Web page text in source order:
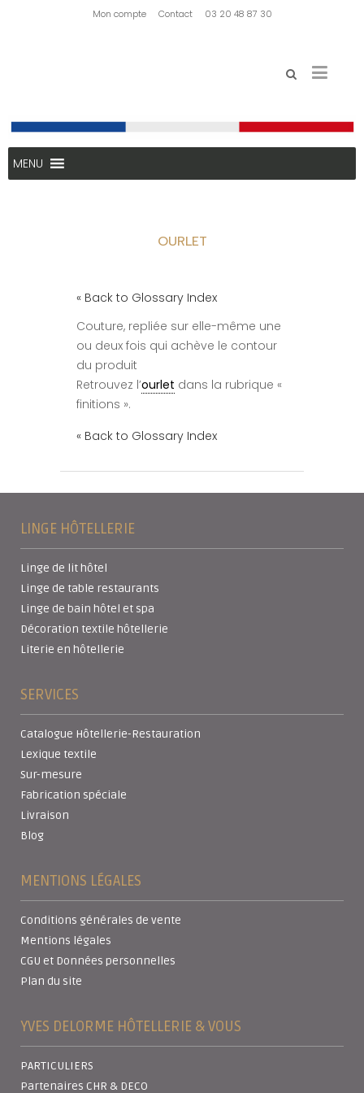
Mon compte Contact 03 20 48 87 30
MENU
OURLET
« Back to Glossary Index
Couture, repliée sur elle-même une
ou deux fois qui achève le contour
du produit
Retrouvez l’ourlet dans la rubrique «
finitions ».
« Back to Glossary Index
LINGE HÔTELLERIE
Linge de lit hôtel
Linge de table restaurants
Linge de bain hôtel et spa
Décoration textile hôtellerie
Literie en hôtellerie
SERVICES
Catalogue Hôtellerie-Restauration
Lexique textile
Sur-mesure
Fabrication spéciale
Livraison
Blog
MENTIONS LÉGALES
Conditions générales de vente
Mentions légales
CGU et Données personnelles
Plan du site
YVES DELORME HÔTELLERIE & VOUS
PARTICULIERS
Partenaires CHR & DECO